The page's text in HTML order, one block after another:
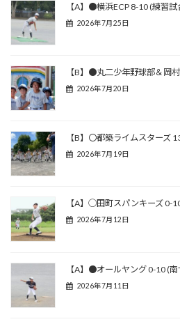
【A】●横浜ECP 8-10 (練習試
2026年7月25日
【B】●丸二少年野球部＆岡
2026年7月20日
【B】〇都築ライムスターズ
2026年7月19日
【A】◯田町スパンキーズ 0-
2026年7月12日
【A】●オールヤング 0-10 (
2026年7月11日